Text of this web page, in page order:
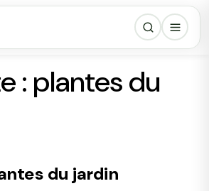
: plantes du
du jardin